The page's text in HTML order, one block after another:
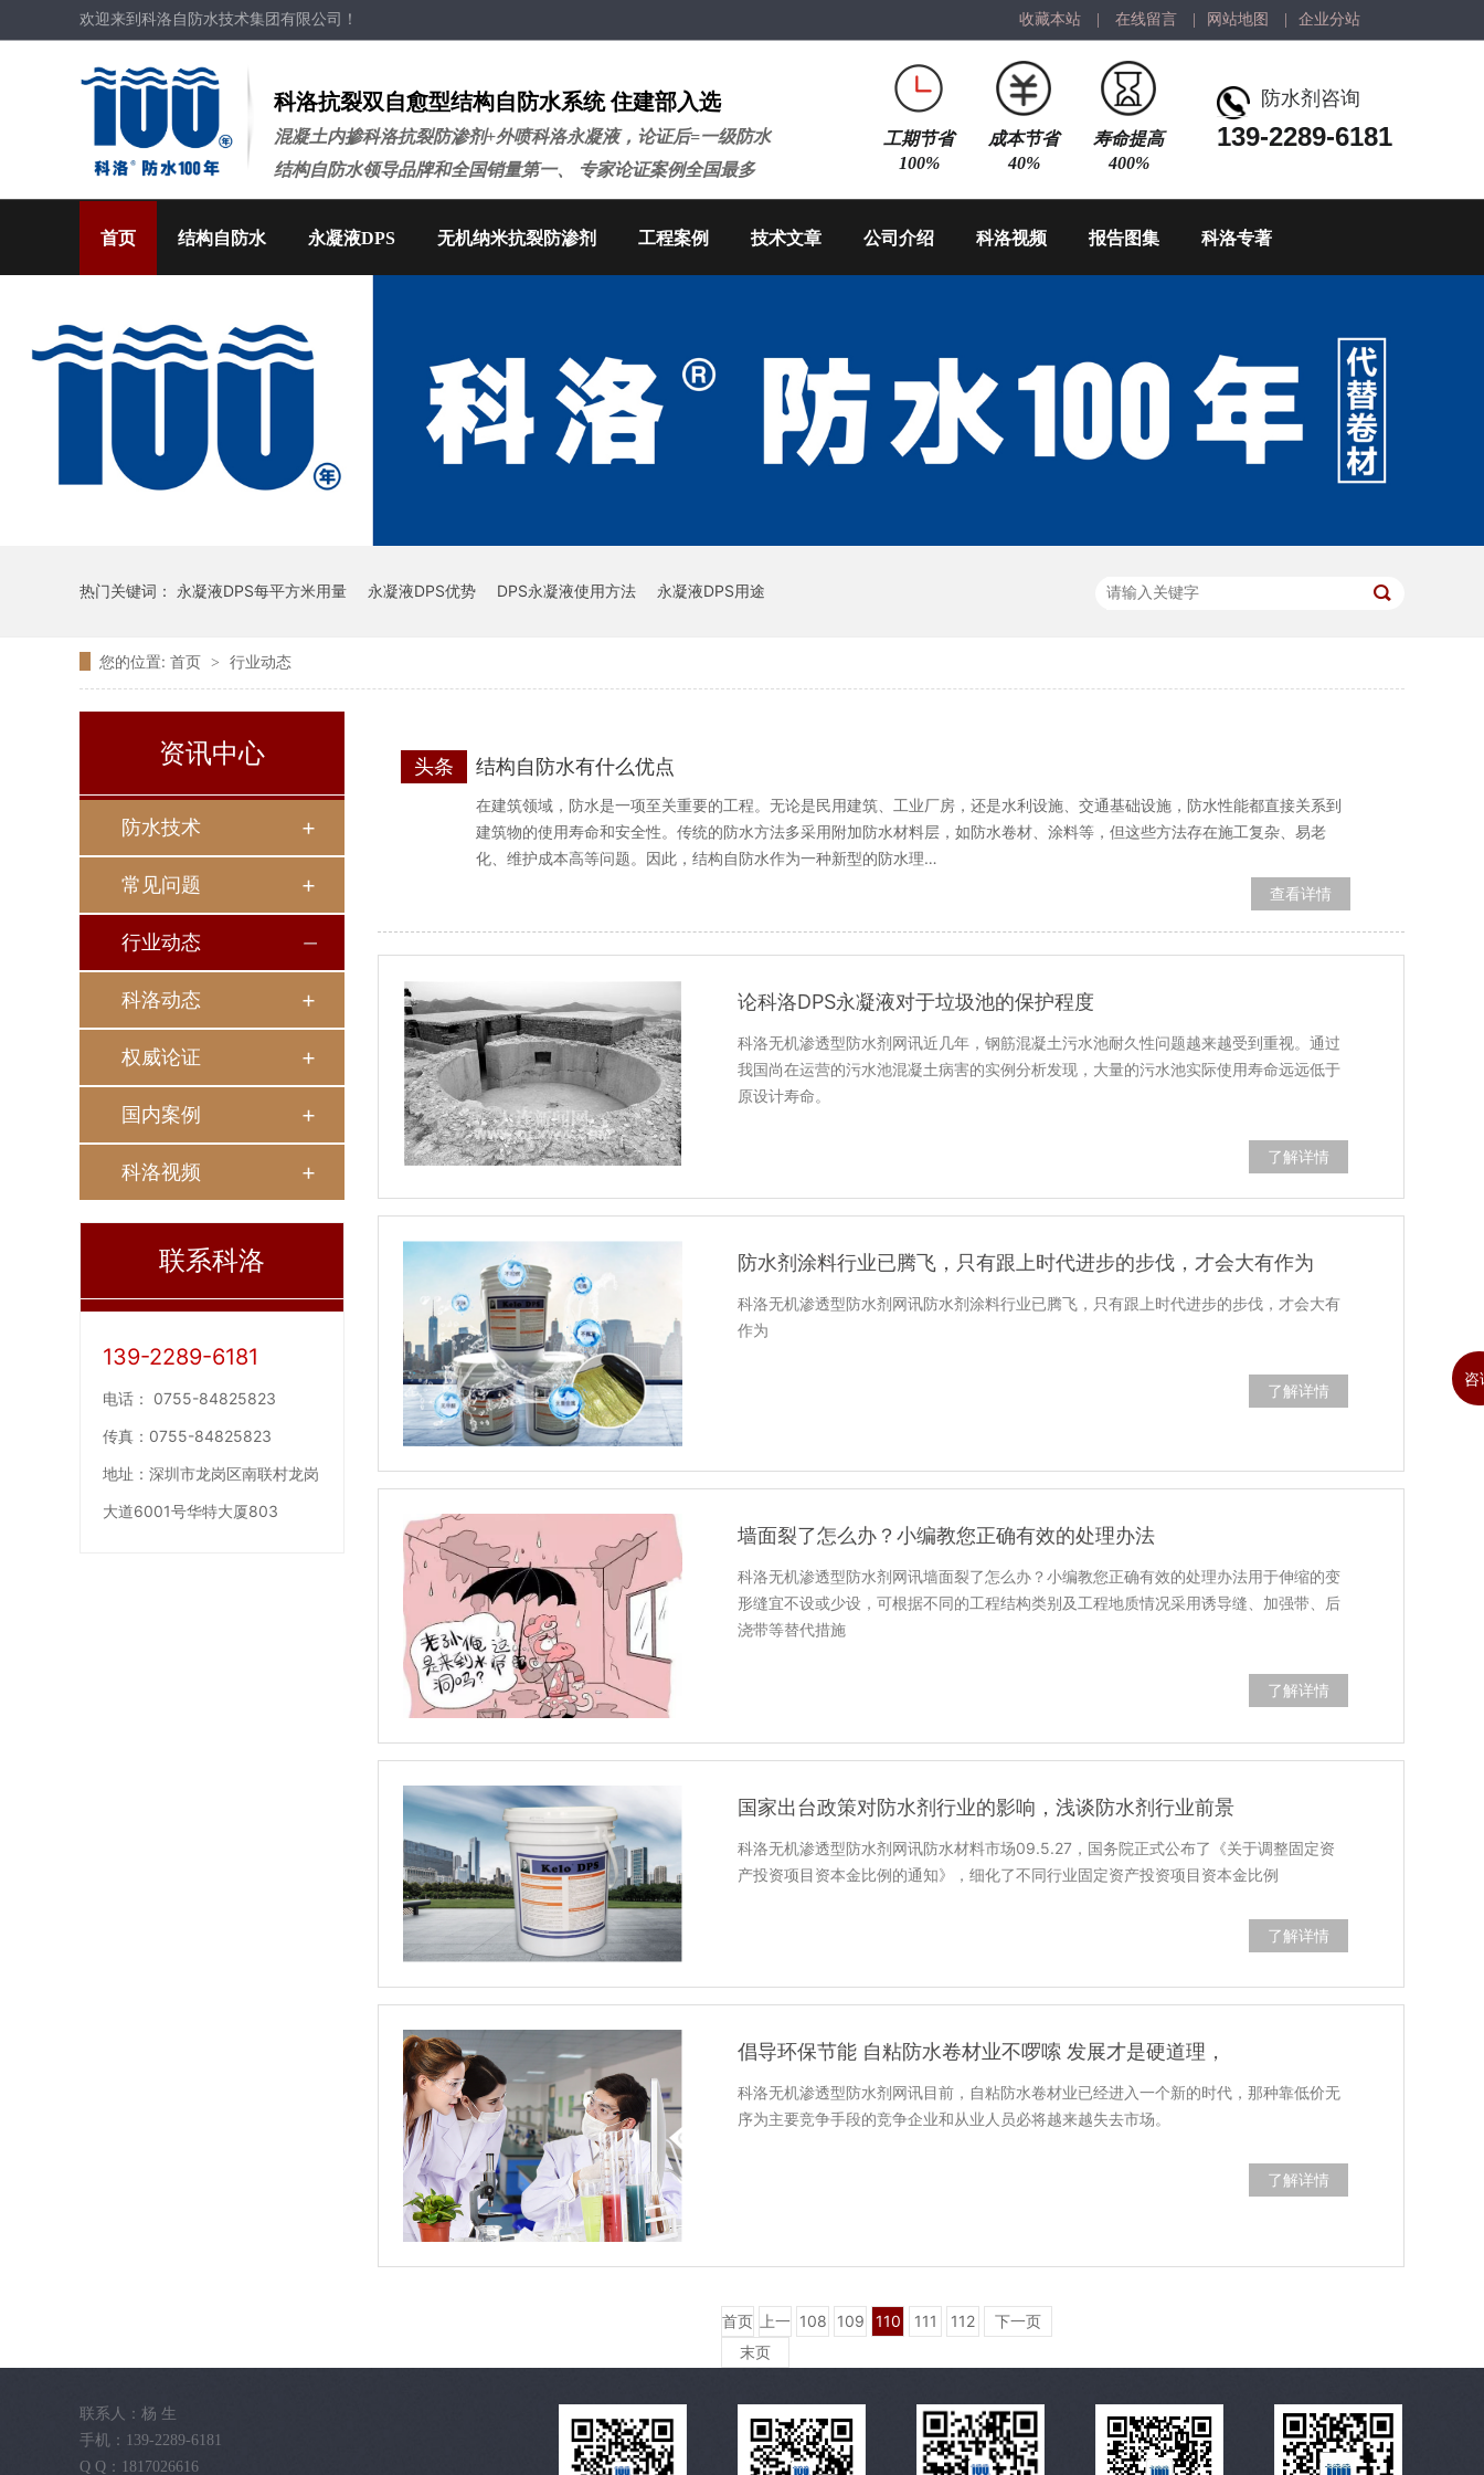
收藏本站 在线留言 网站地图 企业分站
欢迎来到科洛自防水技术集团有限公司！
科洛抗裂双自愈型结构自防水系统 住建部入选
混凝土内掺科洛抗裂防渗剂+外喷科洛永凝液，论证后=一级防水
结构自防水领导品牌和全国销量第一、 专家论证案例全国最多
防水剂咨询
139-2289-6181
工期节省
100%
成本节省
40%
寿命提高
400%
首页 结构自防水 永凝液DPS 无机纳米抗裂防渗剂 工程案例 技术文章 公司介绍 科洛视频 报告图集 科洛专著
热门关键词： 永凝液DPS每平方米用量 永凝液DPS优势 DPS永凝液使用方法 永凝液DPS用途
您的位置: 首页 > 行业动态
资讯中心
防水技术
常见问题
行业动态
科洛动态
权威论证
国内案例
科洛视频
联系科洛
139-2289-6181
电话： 0755-84825823
传真： 0755-84825823
地址： 深圳市龙岗区南联村龙岗
大道6001号华特大厦803
结构自防水有什么优点
头条
在建筑领域，防水是一项至关重要的工程。无论是民用建筑、工业厂房，还是水利设施、交通基础设施，防水性能都直接关系到
建筑物的使用寿命和安全性。传统的防水方法多采用附加防水材料层，如防水卷材、涂料等，但这些方法存在施工复杂、易老
化、维护成本高等问题。因此，结构自防水作为一种新型的防水理…
查看详情
论科洛DPS永凝液对于垃圾池的保护程度
科洛无机渗透型防水剂网讯近几年，钢筋混凝土污水池耐久性问题越来越受到重视。通过
我国尚在运营的污水池混凝土病害的实例分析发现，大量的污水池实际使用寿命远远低于
原设计寿命。
了解详情
防水剂涂料行业已腾飞，只有跟上时代进步的步伐，才会大有作为
科洛无机渗透型防水剂网讯防水剂涂料行业已腾飞，只有跟上时代进步的步伐，才会大有
作为
了解详情
墙面裂了怎么办？小编教您正确有效的处理办法
科洛无机渗透型防水剂网讯墙面裂了怎么办？小编教您正确有效的处理办法用于伸缩的变
形缝宜不设或少设，可根据不同的工程结构类别及工程地质情况采用诱导缝、加强带、后
浇带等替代措施
了解详情
国家出台政策对防水剂行业的影响，浅谈防水剂行业前景
科洛无机渗透型防水剂网讯防水材料市场09.5.27，国务院正式公布了《关于调整固定资
产投资项目资本金比例的通知》，细化了不同行业固定资产投资项目资本金比例
了解详情
倡导环保节能 自粘防水卷材业不啰嗦 发展才是硬道理，
科洛无机渗透型防水剂网讯目前，自粘防水卷材业已经进入一个新的时代，那种靠低价无
序为主要竞争手段的竞争企业和从业人员必将越来越失去市场。
了解详情
首页
上一
页
108 109 110 111 112
下一页
末页
联系人：杨 生
手机：139-2289-6181
Q Q：1817026616
咨